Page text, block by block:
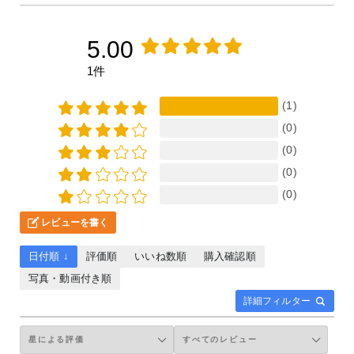
5.00
1件
(1)
(0)
(0)
(0)
(0)
レビューを書く
詳細フィルター
日付順 ↓ 評価順 いいね数順
購入確認順
写真・動画付き順